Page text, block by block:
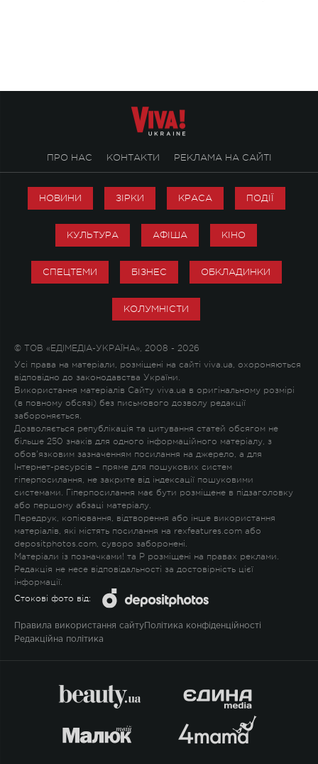
ПРО НАС КОНТАКТИ РЕКЛАМА НА САЙТІ
НОВИНИ ЗІРКИ КРАСА ПОДІЇ
КУЛЬТУРА АФІША КІНО
СПЕЦТЕМИ БІЗНЕС ОБКЛАДИНКИ
КОЛУМНІСТИ
© ТОВ «ЕДІМЕДІА-УКРАЇНА», 2008 - 2026
Усі права на матеріали, розміщені на сайті viva.ua, охороняються
відповідно до законодавства України.
Використання матеріалів Сайту viva.ua в оригінальному розмірі
(в повному обсязі) без письмового дозволу редакції
забороняється.
Дозволяється републікація та цитування статей обсягом не
більше 250 знаків для одного інформаційного матеріалу, з
обов'язковим зазначенням посилання на джерело, а для
Інтернет-ресурсів – пряме для пошукових систем
гіперпосилання, не закрите від індексації пошуковими
системами. Гіперпосилання має бути розміщене в підзаголовку
або першому абзаці матеріалу.
Передрук, копіювання, відтворення або інше використання
матеріалів, які містять посилання на rexfeatures.com або
depositphotos.com, суворо заборонені.
Матеріали із позначками! та P розміщені на правах реклами.
Редакція не несе відповідальності за достовірність цієї
інформації.
Стокові фото від:
Правила використання сайту Політика конфіденційності
Редакційна політика